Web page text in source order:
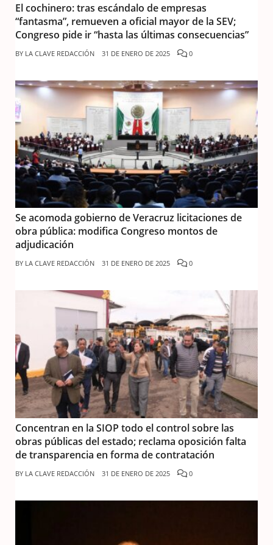
El cochinero: tras escándalo de empresas
“fantasma”, remueven a oficial mayor de la SEV;
Congreso pide ir “hasta las últimas consecuencias”
BY LA CLAVE REDACCIÓN 31 DE ENERO DE 2025 0
Se acomoda gobierno de Veracruz licitaciones de
obra pública: modifica Congreso montos de
adjudicación
BY LA CLAVE REDACCIÓN 31 DE ENERO DE 2025 0
Concentran en la SIOP todo el control sobre las
obras públicas del estado; reclama oposición falta
de transparencia en forma de contratación
BY LA CLAVE REDACCIÓN 31 DE ENERO DE 2025 0